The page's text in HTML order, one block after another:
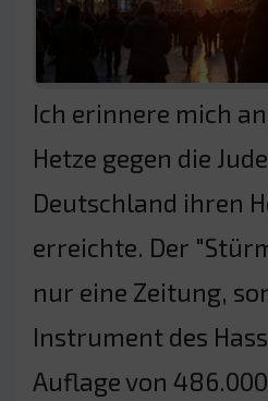
Ich erinnere mich
Hetze gegen die
Deutschland ihren
erreichte. Der
nur eine Zeitung,
Instrument des
Auflage von